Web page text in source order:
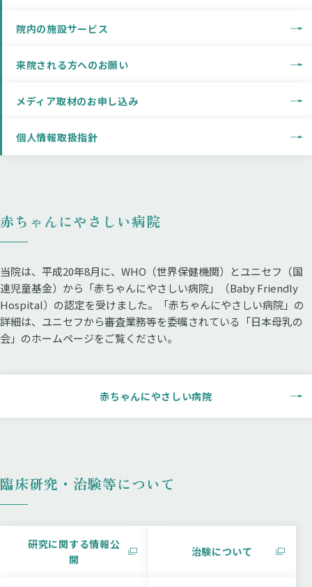
院内の施設サービス
来院される方へのお願い
メディア取材のお申し込み
個人情報取扱指針
赤ちゃんにやさしい病院
当院は、平成20年8月に、WHO（世界保健機関）とユニセフ（国
連児童基金）から「赤ちゃんにやさしい病院」（Baby Friendly
Hospital）の認定を受けました。「赤ちゃんにやさしい病院」の
詳細は、ユニセフから審査業務等を委嘱されている「日本母乳の
会」のホームページをご覧ください。
赤ちゃんにやさしい病院
臨床研究・治験等について
研究に関する情報公
開
治験について